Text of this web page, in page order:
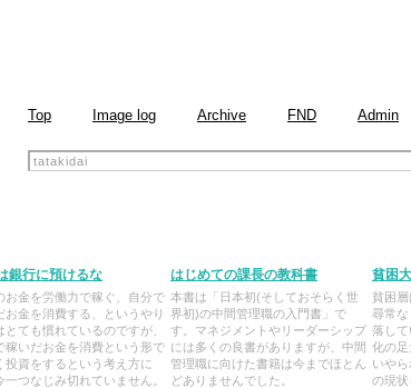
Top Image log Archive FND Admin
銀行に預けるな
お金を労働力で稼ぐ、自分で
お金を消費する、というやり
とても慣れているのですが、
稼いだお金を消費という形で
投資をするという考え方に
一つなじみ切れていません。
はじめての課長の教科書
本書は「日本初(そしておそらく世
界初)の中間管理職の入門書」で
す。マネジメントやリーダーシップ
には多くの良書がありますが、中間
管理職に向けた書籍は今までほとん
どありませんでした。
貧困
貧困層
尋常
落し
化の
いや
の現状